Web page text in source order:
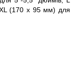
(170 х 95 мм) для